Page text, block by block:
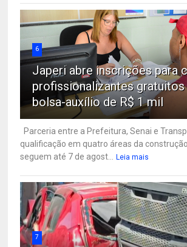
6
Japeri abre inscrições para
profissionalizantes
bolsa-auxílio de R$ 1 mil
Parceria entre a Prefeitura, Senai e
qualificação em quatro áreas da
seguem até 7 de agost...
Leia mais
7